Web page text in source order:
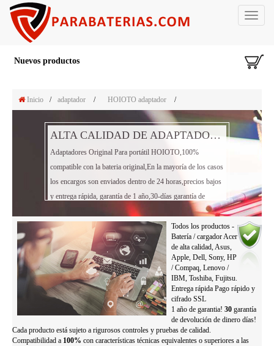
Toggle
Nuevos productos
Inicio / adaptador / HOIOTO adaptador /
ALTA CALIDAD DE ADAPTADOR PORTÁTIL HOIOTO
Adaptadores Original Para portátil HOIOTO,100%
compatible con la bateria original,En la mayoría de los casos
los encargos son enviados dentro de 24 horas,precios bajos
y entrega rápida, garantía de 1 año,30-días garantía de
Todos los productos -
Batería / cargador Acer
de alta calidad, Asus,
Apple, Dell, Sony, HP
/ Compaq, Lenovo /
IBM, Toshiba, Fujitsu.
Entrega rápida Pago rápido y
cifrado SSL
1 año de garantia! 30 garantía
de devolución de dinero días!
Cada producto está sujeto a rigurosos controles y pruebas de calidad.
Compatibilidad a 100% con características técnicas equivalentes o superiores a las